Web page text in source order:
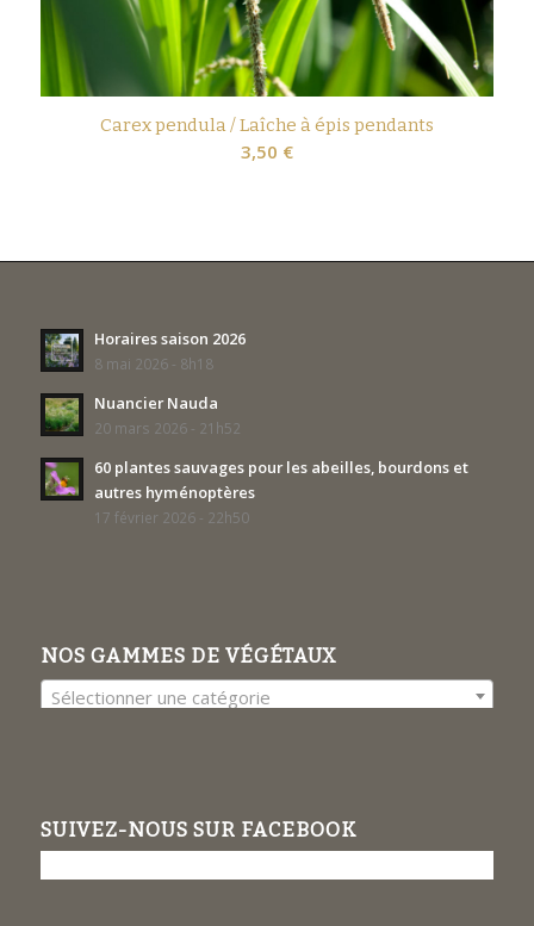
Carex pendula / Laîche à épis pendants
3,50 €
Horaires saison 2026
8 mai 2026 - 8h18
Nuancier Nauda
20 mars 2026 - 21h52
60 plantes sauvages pour les abeilles, bourdons et
autres hyménoptères
17 février 2026 - 22h50
NOS GAMMES DE VÉGÉTAUX
Sélectionner une catégorie
SUIVEZ-NOUS SUR FACEBOOK